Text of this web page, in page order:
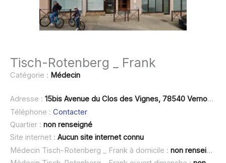
Tisch-Rotenberg _ Frank
Catégorie : Médecin
Adresse : 15bis Avenue du Clos des Vignes, 78540 Vernouillet
Téléphone : Contacter
Quartier : non renseigné
Site internet : Aucun site internet connu
Médecin Tisch-Rotenberg _ Frank à domicile : non renseigné